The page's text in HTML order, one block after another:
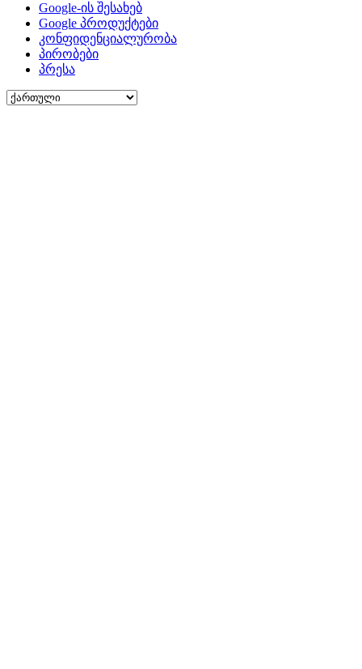
Google-ის შესახებ
Google პროდუქტები
კონფიდენციალურობა
პირობები
პრესა